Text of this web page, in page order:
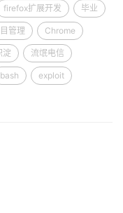
firefox扩展开发 毕业
管理 Chrome
淀 流氓电信
bash exploit